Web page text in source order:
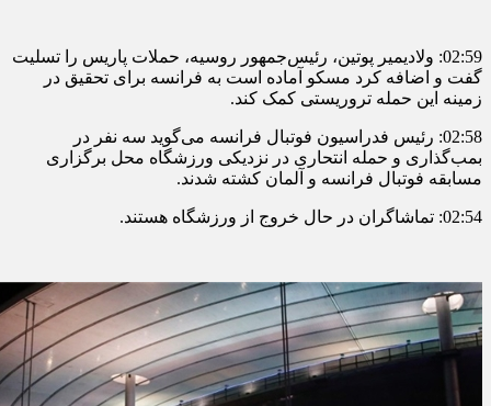
02:59: ولادیمیر پوتین، رئیس‌جمهور روسیه، حملات پاریس را تسلیت
گفت و اضافه کرد مسکو آماده است به فرانسه برای تحقیق در
زمینه این حمله تروریستی کمک کند.
02:58: رئیس فدراسیون فوتبال فرانسه می‌گوید سه نفر در
بمب‌گذاری و حمله انتحاری در نزدیکی ورزشگاه محل برگزاری
مسابقه فوتبال فرانسه و آلمان کشته شدند.
02:54: تماشاگران در حال خروج از ورزشگاه هستند.